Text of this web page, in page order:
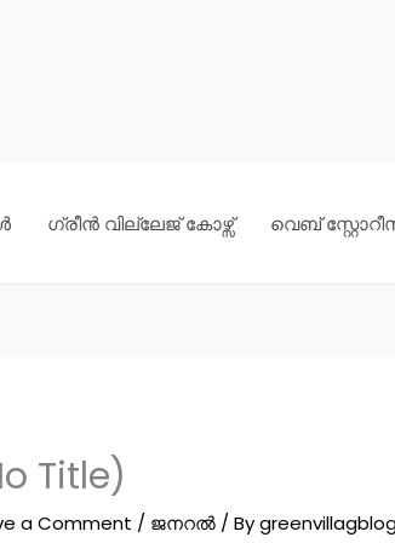
ഗ്രീൻ വില്ലേജ് കോഴ്സ് വെബ്
Title)
a Comment / ജനറൽ / By